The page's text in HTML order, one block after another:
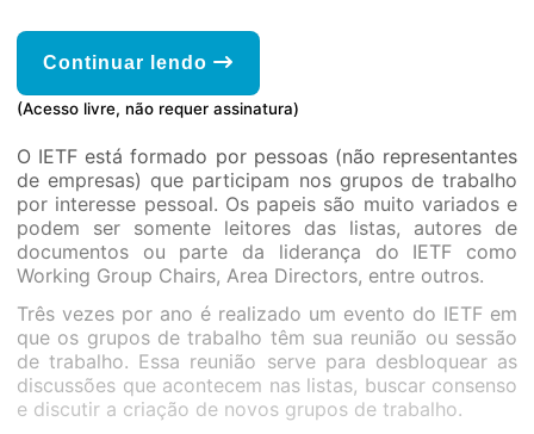
Continuar lendo
(Acesso livre, não requer assinatura)
O IETF está formado por pessoas (não representantes
de empresas) que participam nos grupos de trabalho
por interesse pessoal. Os papeis são muito variados e
podem ser somente leitores das listas, autores de
documentos ou parte da liderança do IETF como
Working Group Chairs, Area Directors, entre outros.
Três vezes por ano é realizado um evento do IETF em
que os grupos de trabalho têm sua reunião ou sessão
de trabalho. Essa reunião serve para desbloquear as
discussões que acontecem nas listas, buscar consenso
e discutir a criação de novos grupos de trabalho.